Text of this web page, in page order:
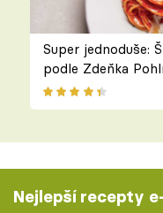
Super jednoduše:
podle Zdeňka
Nejlepší recepty